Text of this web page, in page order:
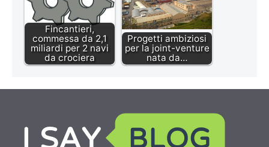
Fincantieri,
commessa da 2,1
miliardi per 2 navi
da crociera
Progetti ambiziosi
per la joint-venture
nata da…